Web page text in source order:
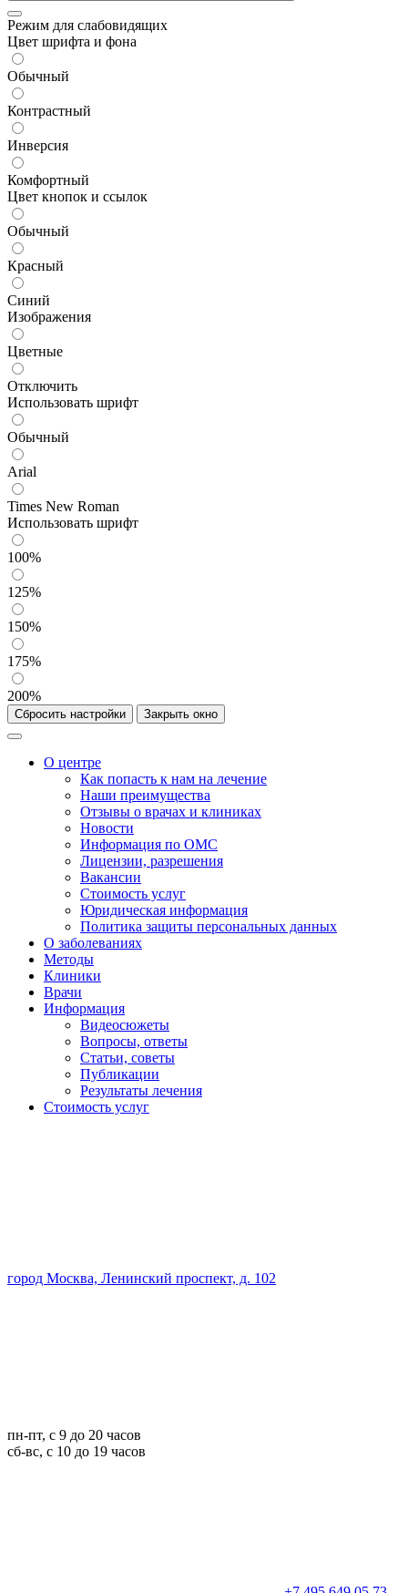
Режим для слабовидящих
Цвет шрифта и фона
Обычный
Контрастный
Инверсия
Комфортный
Цвет кнопок и ссылок
Обычный
Красный
Синий
Изображения
Цветные
Отключить
Использовать шрифт
Обычный
Arial
Times New Roman
Использовать шрифт
100%
125%
150%
175%
200%
Сбросить настройки Закрыть окно
О центре
Как попасть к нам на лечение
Наши преимущества
Отзывы о врачах и клиниках
Новости
Информация по ОМС
Лицензии, разрешения
Вакансии
Стоимость услуг
Юридическая информация
Политика защиты персональных данных
О заболеваниях
Методы
Клиники
Врачи
Информация
Видеосюжеты
Вопросы, ответы
Статьи, советы
Публикации
Результаты лечения
Стоимость услуг
город Москва, Ленинский проспект, д. 102
пн-пт, с 9 до 20 часов
сб-вс, с 10 до 19 часов